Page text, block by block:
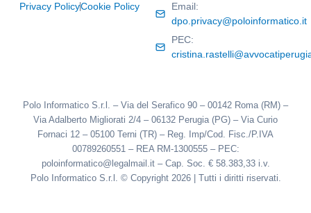
Privacy PolicyCookie Policy
Email:
dpo.privacy@poloinformatico.it
PEC:
Polo Informatico S.r.l. – Via del Serafico 90 – 00142 Roma (RM) –
Via Adalberto Migliorati 2/4 – 06132 Perugia (PG) – Via Curio
Fornaci 12 – 05100 Terni (TR) – Reg. Imp/Cod. Fisc./P.IVA
00789260551 – REA RM-1300555 – PEC:
poloinformatico@legalmail.it – Cap. Soc. € 58.383,33 i.v.
Polo Informatico S.r.l. © Copyright 2026 | Tutti i diritti riservati.